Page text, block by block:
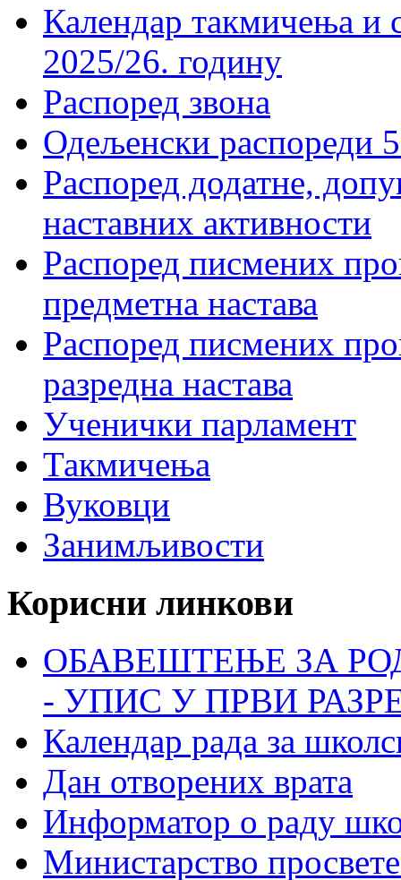
Календар такмичења
2025/26. годину
Распоред звона
Одељенски распореди
Распоред додатне,
наставних активности
Распоред писмених
предметна настава
Распоред писмених
разредна настава
Ученички парламент
Такмичења
Вуковци
Занимљивости
Корисни линкови
ОБАВЕШТЕЊЕ ЗА
- УПИС У ПРВИ
Календар рада за
Дан отворених врата
Информатор о раду
Министарство